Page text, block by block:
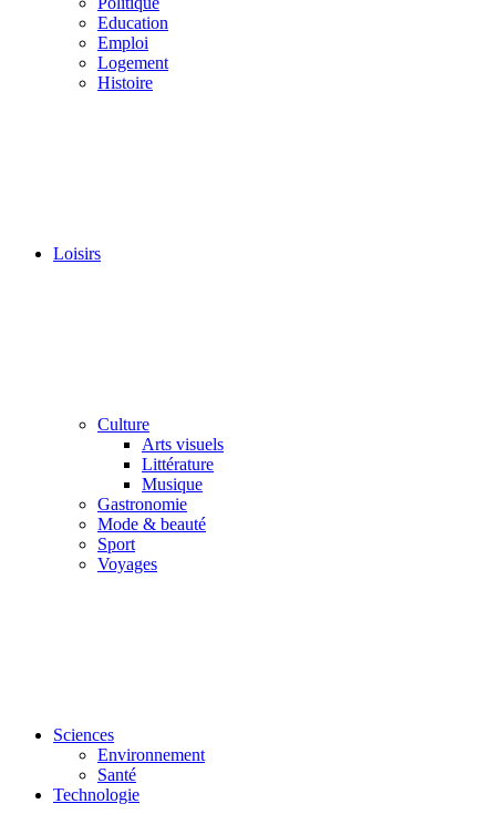
Education
Emploi
Logement
Histoire
Loisirs
Culture
Arts visuels
Littérature
Musique
Gastronomie
Mode & beauté
Sport
Voyages
Sciences
Environnement
Santé
Technologie